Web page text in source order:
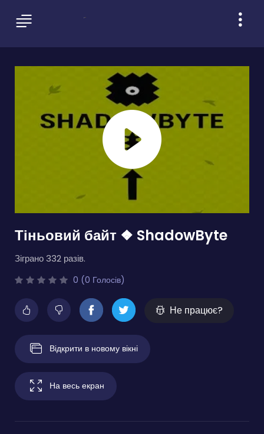
Тіньовий байт ❖ ShadowByte
Зіграно 332 разів.
0 (0 Голосів)
Не працює?
Відкрити в новому вікні
На весь екран